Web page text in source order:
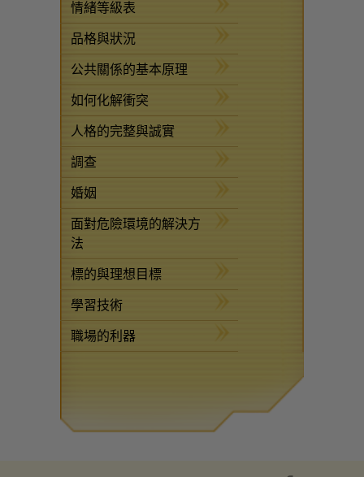
情緒等級表
品格與狀況
公共關係的基本原理
如何化解衝突
人格的完整與誠實
調查
婚姻
面對危險環境的解決方
法
標的與理想目標
學習技術
職場的利器